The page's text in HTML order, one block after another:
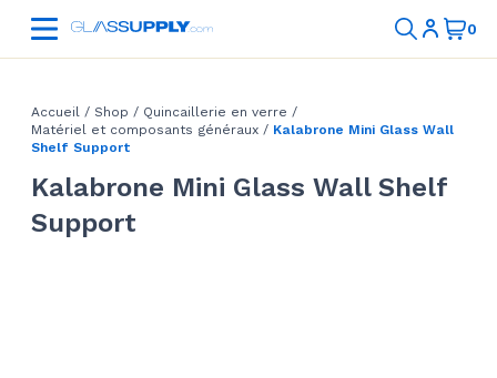
Accueil / Shop / Quincaillerie en verre /
Matériel et composants généraux / Kalabrone Mini Glass Wall
Shelf Support
Kalabrone Mini Glass Wall Shelf
Support